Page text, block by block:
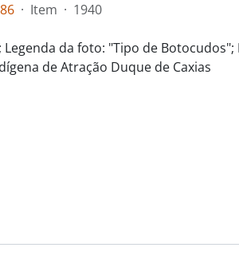
· Item · 1940
da foto: "Tipo de Botocudos";
de Atração Duque de Caxias